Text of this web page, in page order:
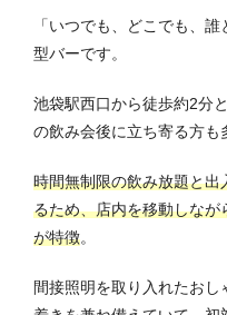
「いつでも、どこでも、
型バーです。
池袋駅西口から徒歩約2分
の飲み会後に立ち寄る方も
時間無制限の飲み放題と
るため、店内を移動しな
が特徴。
間接照明を取り入れたお